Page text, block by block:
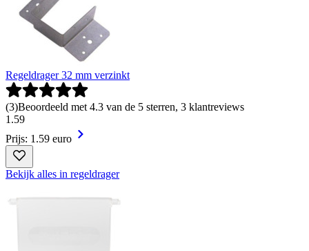
Regeldrager 32 mm verzinkt
(3)Beoordeeld met 4.3 van de 5 sterren, 3 klantreviews
1 .59
Prijs: 1.59 euro
Bekijk alles in regeldrager